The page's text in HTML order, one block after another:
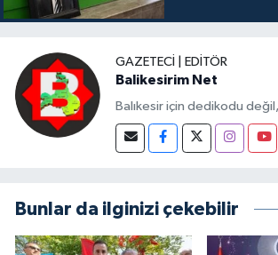
GAZETECI | EDITÖR
Balikesirim Net
Balıkesir için dedikodu
Bunlar da ilginizi çekebilir